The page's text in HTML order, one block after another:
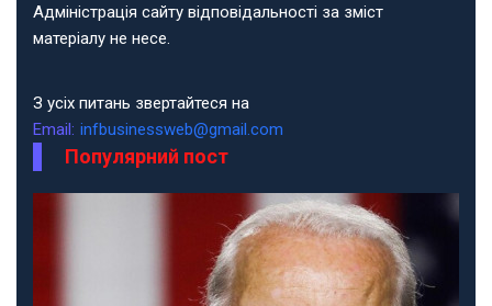
Адміністрація сайту відповідальності за зміст
матеріалу не несе.
З усіх питань звертайтеся на
Email: infbusinessweb@gmail.com
Популярний пост